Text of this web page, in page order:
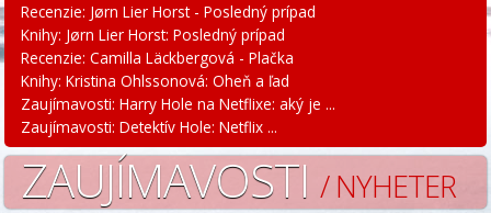
Recenzie: Jørn Lier Horst - Posledný prípad
Knihy: Jørn Lier Horst: Posledný prípad
Recenzie: Camilla Läckbergová - Plačka
Knihy: Kristina Ohlssonová: Oheň a ľad
Zaujímavosti: Harry Hole na Netflixe: aký je ...
Zaujímavosti: Detektív Hole: Netflix ...
ZAUJÍMAVOSTI/ NYHETER